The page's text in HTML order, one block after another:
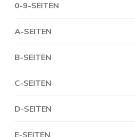
0-9-SEITEN
A-SEITEN
B-SEITEN
C-SEITEN
D-SEITEN
E-SEITEN